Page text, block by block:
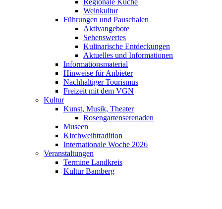
Regionale Küche
Weinkultur
Führungen und Pauschalen
Aktivangebote
Sehenswertes
Kulinarische Entdeckungen
Aktuelles und Informationen
Informationsmaterial
Hinweise für Anbieter
Nachhaltiger Tourismus
Freizeit mit dem VGN
Kultur
Kunst, Musik, Theater
Rosengartenserenaden
Museen
Kirchweihtradition
Internationale Woche 2026
Veranstaltungen
Termine Landkreis
Kultur Bamberg